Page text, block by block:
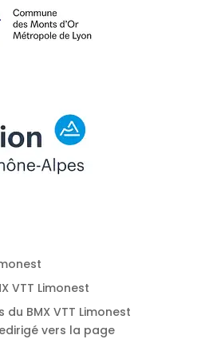
VTT Limonest
BMX VTT Limonest
vers la page